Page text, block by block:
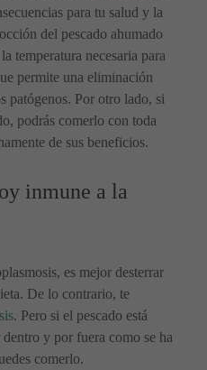
para tu salud y la
del pescado ahumado
temperatura necesaria para
permite una eliminación
patógenos. Por otro lado, si
podrás comerlo con toda
de sus beneficios.
inmune a la
es mejor desterrar
De lo contrario, te
. Pero si el pescado está
y por fuera como se ha
comerlo.